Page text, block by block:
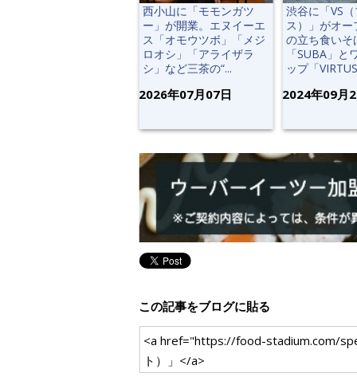
西小山に「モモンガツ
ー」が開業。エヌイーエ
ス「オモウツボ」「メジ
ロオシ」「アライザラ
シ」など三茶の“...
2026年07月07日
渋谷に「VS
ス）」がオ
の立ち食いそ
「SUBA」と
ップ「
2024年09月
この記事をブログに貼る
<a href="https://food-stadium.com/
ト）」</a>